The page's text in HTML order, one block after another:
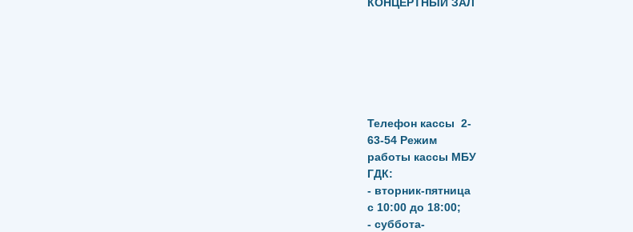
Телефон кассы 2-
63-54 Режим
работы кассы МБУ
ГДК:
- вторник-пятница
с 10:00 до 18:00;
- суббота-